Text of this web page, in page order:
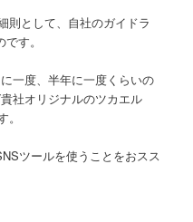
則として、自社のガイドラ
す。
一度、半年に一度くらいの
社オリジナルのツカエル
ツールを使うことをおスス